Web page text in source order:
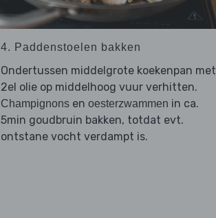
4. Paddenstoelen bakken
Ondertussen middelgrote koekenpan met
2el olie op middelhoog vuur verhitten.
Champignons en oesterzwammen in ca.
5min goudbruin bakken, totdat evt.
ontstane vocht verdampt is.